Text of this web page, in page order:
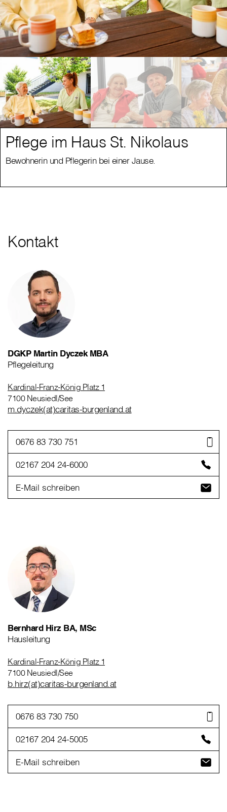
Pflege im Haus St. Nikolaus
Bewohnerin und Pflegerin bei einer Jause.
Kontakt
DGKP Martin Dyczek MBA
Pflegeleitung
Kardinal-Franz-König Platz 1
7100 Neusiedl/See
m.dyczek(at)caritas-burgenland.at
0676 83 730 751
02167 204 24-6000
E-Mail schreiben
Bernhard Hirz BA, MSc
Hausleitung
Kardinal-Franz-König Platz 1
7100 Neusiedl/See
b.hirz(at)caritas-burgenland.at
0676 83 730 750
02167 204 24-5005
E-Mail schreiben